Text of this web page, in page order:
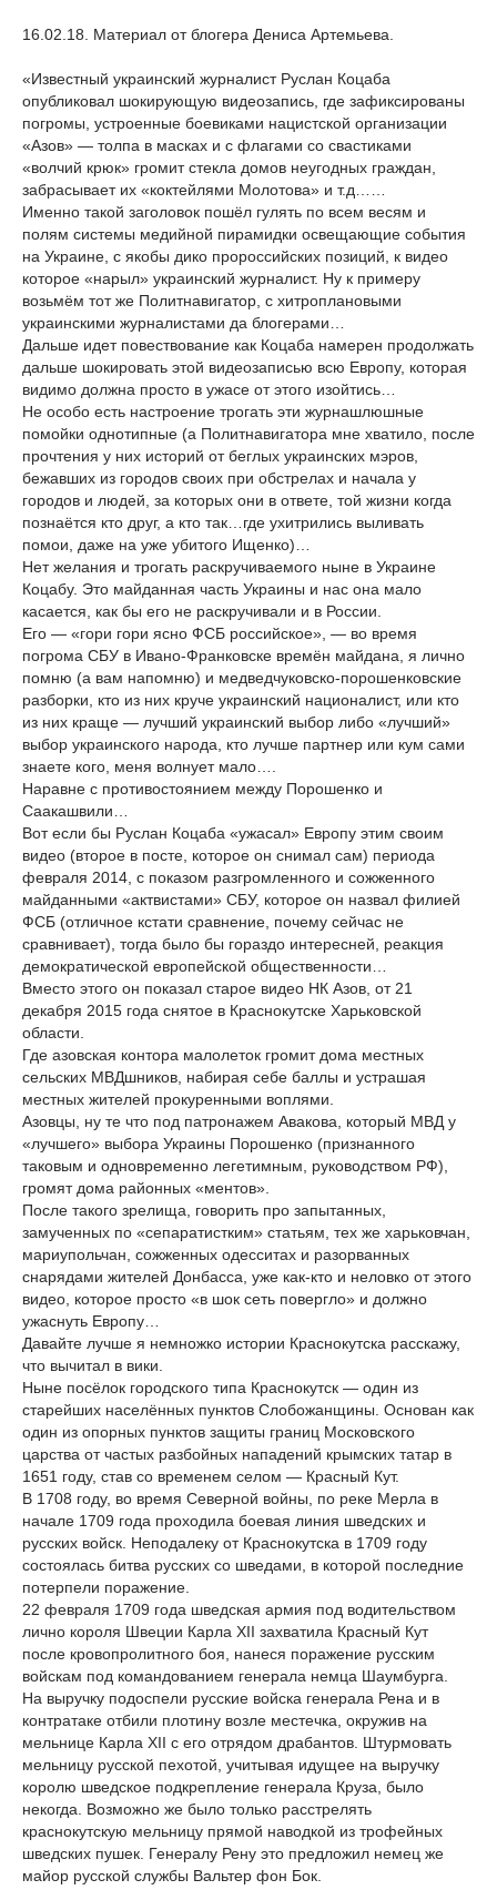
16.02.18. Материал от блогера Дениса Артемьева.
«Известный украинский журналист Руслан Коцаба
опубликовал шокирующую видеозапись, где зафиксированы
погромы, устроенные боевиками нацистской организации
«Азов» — толпа в масках и с флагами со свастиками
«волчий крюк» громит стекла домов неугодных граждан,
забрасывает их «коктейлями Молотова» и т.д……
Именно такой заголовок пошёл гулять по всем весям и
полям системы медийной пирамидки освещающие события
на Украине, с якобы дико пророссийских позиций, к видео
которое «нарыл» украинский журналист. Ну к примеру
возьмём тот же Политнавигатор, с хитроплановыми
украинскими журналистами да блогерами…
Дальше идет повествование как Коцаба намерен продолжать
дальше шокировать этой видеозаписью всю Европу, которая
видимо должна просто в ужасе от этого изойтись…
Не особо есть настроение трогать эти журнашлюшные
помойки однотипные (а Политнавигатора мне хватило, после
прочтения у них историй от беглых украинских мэров,
бежавших из городов своих при обстрелах и начала у
городов и людей, за которых они в ответе, той жизни когда
познаётся кто друг, а кто так…где ухитрились выливать
помои, даже на уже убитого Ищенко)…
Нет желания и трогать раскручиваемого ныне в Украине
Коцабу. Это майданная часть Украины и нас она мало
касается, как бы его не раскручивали и в России.
Его — «гори гори ясно ФСБ российское», — во время
погрома СБУ в Ивано-Франковске времён майдана, я лично
помню (а вам напомню) и медведчуковско-порошенковские
разборки, кто из них круче украинский националист, или кто
из них краще — лучший украинский выбор либо «лучший»
выбор украинского народа, кто лучше партнер или кум сами
знаете кого, меня волнует мало….
Наравне с противостоянием между Порошенко и
Саакашвили…
Вот если бы Руслан Коцаба «ужасал» Европу этим своим
видео (второе в посте, которое он снимал сам) периода
февраля 2014, с показом разгромленного и сожженного
майданными «актвистами» СБУ, которое он назвал филией
ФСБ (отличное кстати сравнение, почему сейчас не
сравнивает), тогда было бы гораздо интересней, реакция
демократической европейской общественности…
Вместо этого он показал старое видео НК Азов, от 21
декабря 2015 года снятое в Краснокутске Харьковской
области.
Где азовская контора малолеток громит дома местных
сельских МВДшников, набирая себе баллы и устрашая
местных жителей прокуренными воплями.
Азовцы, ну те что под патронажем Авакова, который МВД у
«лучшего» выбора Украины Порошенко (признанного
таковым и одновременно легетимным, руководством РФ),
громят дома районных «ментов».
После такого зрелища, говорить про запытанных,
замученных по «сепаратистким» статьям, тех же харьковчан,
мариупольчан, сожженных одесситах и разорванных
снарядами жителей Донбасса, уже как-кто и неловко от этого
видео, которое просто «в шок сеть повергло» и должно
ужаснуть Европу…
Давайте лучше я немножко истории Краснокутска расскажу,
что вычитал в вики.
Ныне посёлок городского типа Краснокутск — один из
старейших населённых пунктов Слобожанщины. Основан как
один из опорных пунктов защиты границ Московского
царства от частых разбойных нападений крымских татар в
1651 году, став со временем селом — Красный Кут.
В 1708 году, во время Северной войны, по реке Мерла в
начале 1709 года проходила боевая линия шведских и
русских войск. Неподалеку от Краснокутска в 1709 году
состоялась битва русских со шведами, в которой последние
потерпели поражение.
22 февраля 1709 года шведская армия под водительством
лично короля Швеции Карла XII захватила Красный Кут
после кровопролитного боя, нанеся поражение русским
войскам под командованием генерала немца Шаумбурга.
На выручку подоспели русские войска генерала Рена и в
контратаке отбили плотину возле местечка, окружив на
мельнице Карла XII с его отрядом драбантов. Штурмовать
мельницу русской пехотой, учитывая идущее на выручку
королю шведское подкрепление генерала Круза, было
некогда. Возможно же было только расстрелять
краснокутскую мельницу прямой наводкой из трофейных
шведских пушек. Генералу Рену это предложил немец же
майор русской службы Вальтер фон Бок.